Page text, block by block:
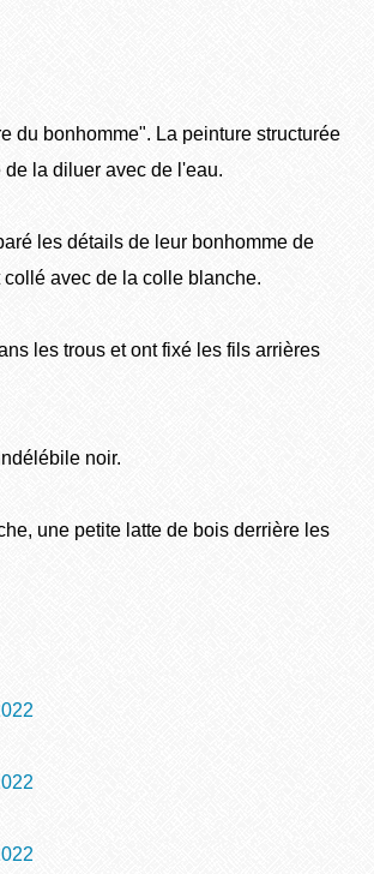
du bonhomme". La peinture structurée
la diluer avec de l'eau.
les détails de leur bonhomme de
avec de la colle blanche.
les trous et ont fixé les fils arrières
noir.
une petite latte de bois derrière les